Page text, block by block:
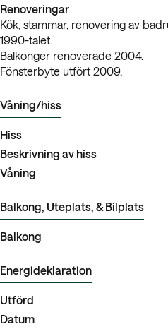
Renoveringar
Kök, stammar, renovering av
1990-talet.
Balkonger renoverade 2004.
Fönsterbyte utfört 2009.
Våning/hiss
Hiss
Beskrivning av hiss
Våning
Balkong, Uteplats, & Bilplats
Balkong
Energideklaration
Utförd
Datum